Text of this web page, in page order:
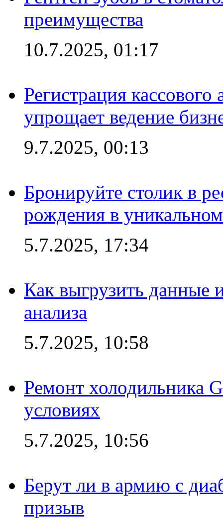
преимущества
10.7.2025, 01:17
Регистрация
упрощает ведение
9.7.2025, 00:13
Бронируйте столик в
рождения в
5.7.2025, 17:34
Как выгрузить данные
анализа
5.7.2025, 10:58
Ремонт холодильника
условиях
5.7.2025, 10:56
Берут ли в армию с
призыв